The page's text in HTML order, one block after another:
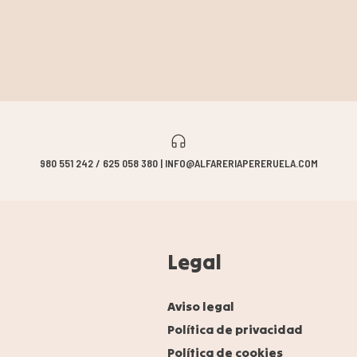
980 551 242 / 625 058 380 | INFO@ALFARERIAPERERUELA.COM
Legal
Aviso legal
Política de privacidad
Política de cookies